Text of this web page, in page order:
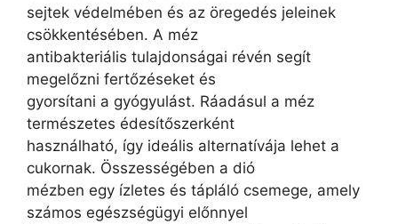
sejtek védelmében és az öregedés jeleinek
csökkentésében. A méz
antibakteriális tulajdonságai révén segít
megelőzni fertőzéseket és
gyorsítani a gyógyulást. Ráadásul a méz
természetes édesítőszerként
használható, így ideális alternatívája lehet a
cukornak. Összességében a dió
mézben egy ízletes és tápláló csemege, amely
számos egészségügyi előnnyel